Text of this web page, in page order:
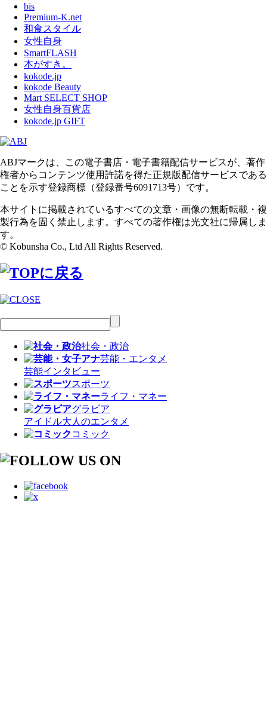
bis
Premium-K.net
和食スタイル
女性自身
SmartFLASH
本がすき。
kokode.jp
kokode Beauty
Mart SELECT SHOP
女性自身百貨店
kokode.jp GIFT
ABJマークは、この電子書店・電子書籍配信サービスが、著作
権者からコンテンツ使用許諾を得た正規版配信サービスである
ことを示す登録商標（登録番号6091713号）です。
本サイトに掲載されているすべての文章・画像の無断転載・複
製行為を固く禁止します。すべての著作権は光文社に帰属しま
す。
© Kobunsha Co., Ltd All Rights Reserved.
社会・政治
芸能・エンタメ
芸能インタビュー
スポーツ
ライフ・マネー
グラビア
アイドル大人のエンタメ
コミック